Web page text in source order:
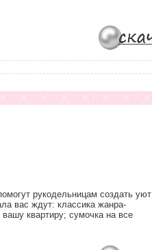
рукодельницам создать уют
вас ждут: классика жанра-
квартиру; сумочка на все